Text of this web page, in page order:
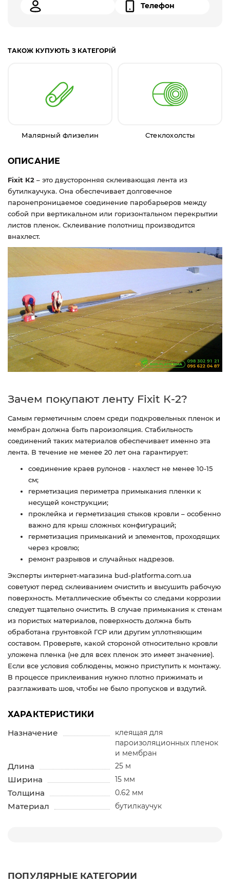
ТАКОЖ КУПУЮТЬ З КАТЕГОРІЙ
Малярный флизелин Стеклохолсты
ОПИСАНИЕ
Fixit К2 – это двусторонняя склеивающая лента из
бутилкаучука. Она обеспечивает долговечное
паронепроницаемое соединение паробарьеров между
собой при вертикальном или горизонтальном перекрытии
листов пленок. Склеивание полотнищ производится
внахлест.
Зачем покупают ленту Fixit К-2?
Самым герметичным слоем среди подкровельных пленок и
мембран должна быть пароизоляция. Стабильность
соединений таких материалов обеспечивает именно эта
лента. В течение не менее 20 лет она гарантирует:
соединение краев рулонов - нахлест не менее 10-15
см;
герметизация периметра примыкания пленки к
несущей конструкции;
проклейка и герметизация стыков кровли – особенно
важно для крыш сложных конфигураций;
герметизация примыканий и элементов, проходящих
через кровлю;
ремонт разрывов и случайных надрезов.
Эксперты интернет-магазина bud-platforma.com.ua
советуют перед склеиванием очистить и высушить рабочую
поверхность. Металлические объекты со следами коррозии
следует тщательно очистить. В случае примыкания к стенам
из пористых материалов, поверхность должна быть
обработана грунтовкой ГСР или другим уплотняющим
составом. Проверьте, какой стороной относительно кровли
уложена пленка (не для всех пленок это имеет значение).
Если все условия соблюдены, можно приступить к монтажу.
В процессе приклеивания нужно плотно прижимать и
разглаживать шов, чтобы не было пропусков и вздутий.
ХАРАКТЕРИСТИКИ
Назначение
клеящая для
пароизоляционных пленок
и мембран
Длина 25 м
Ширина 15 мм
Толщина 0.62 мм
Материал бутилкаучук
ПОПУЛЯРНЫЕ КАТЕГОРИИ